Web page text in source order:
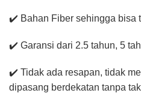
✔️ Bahan Fiber sehingga bisa
✔️ Garansi dari 2.5 tahun, 5
✔️ Tidak ada resapan, tidak
dipasang berdekatan tanpa